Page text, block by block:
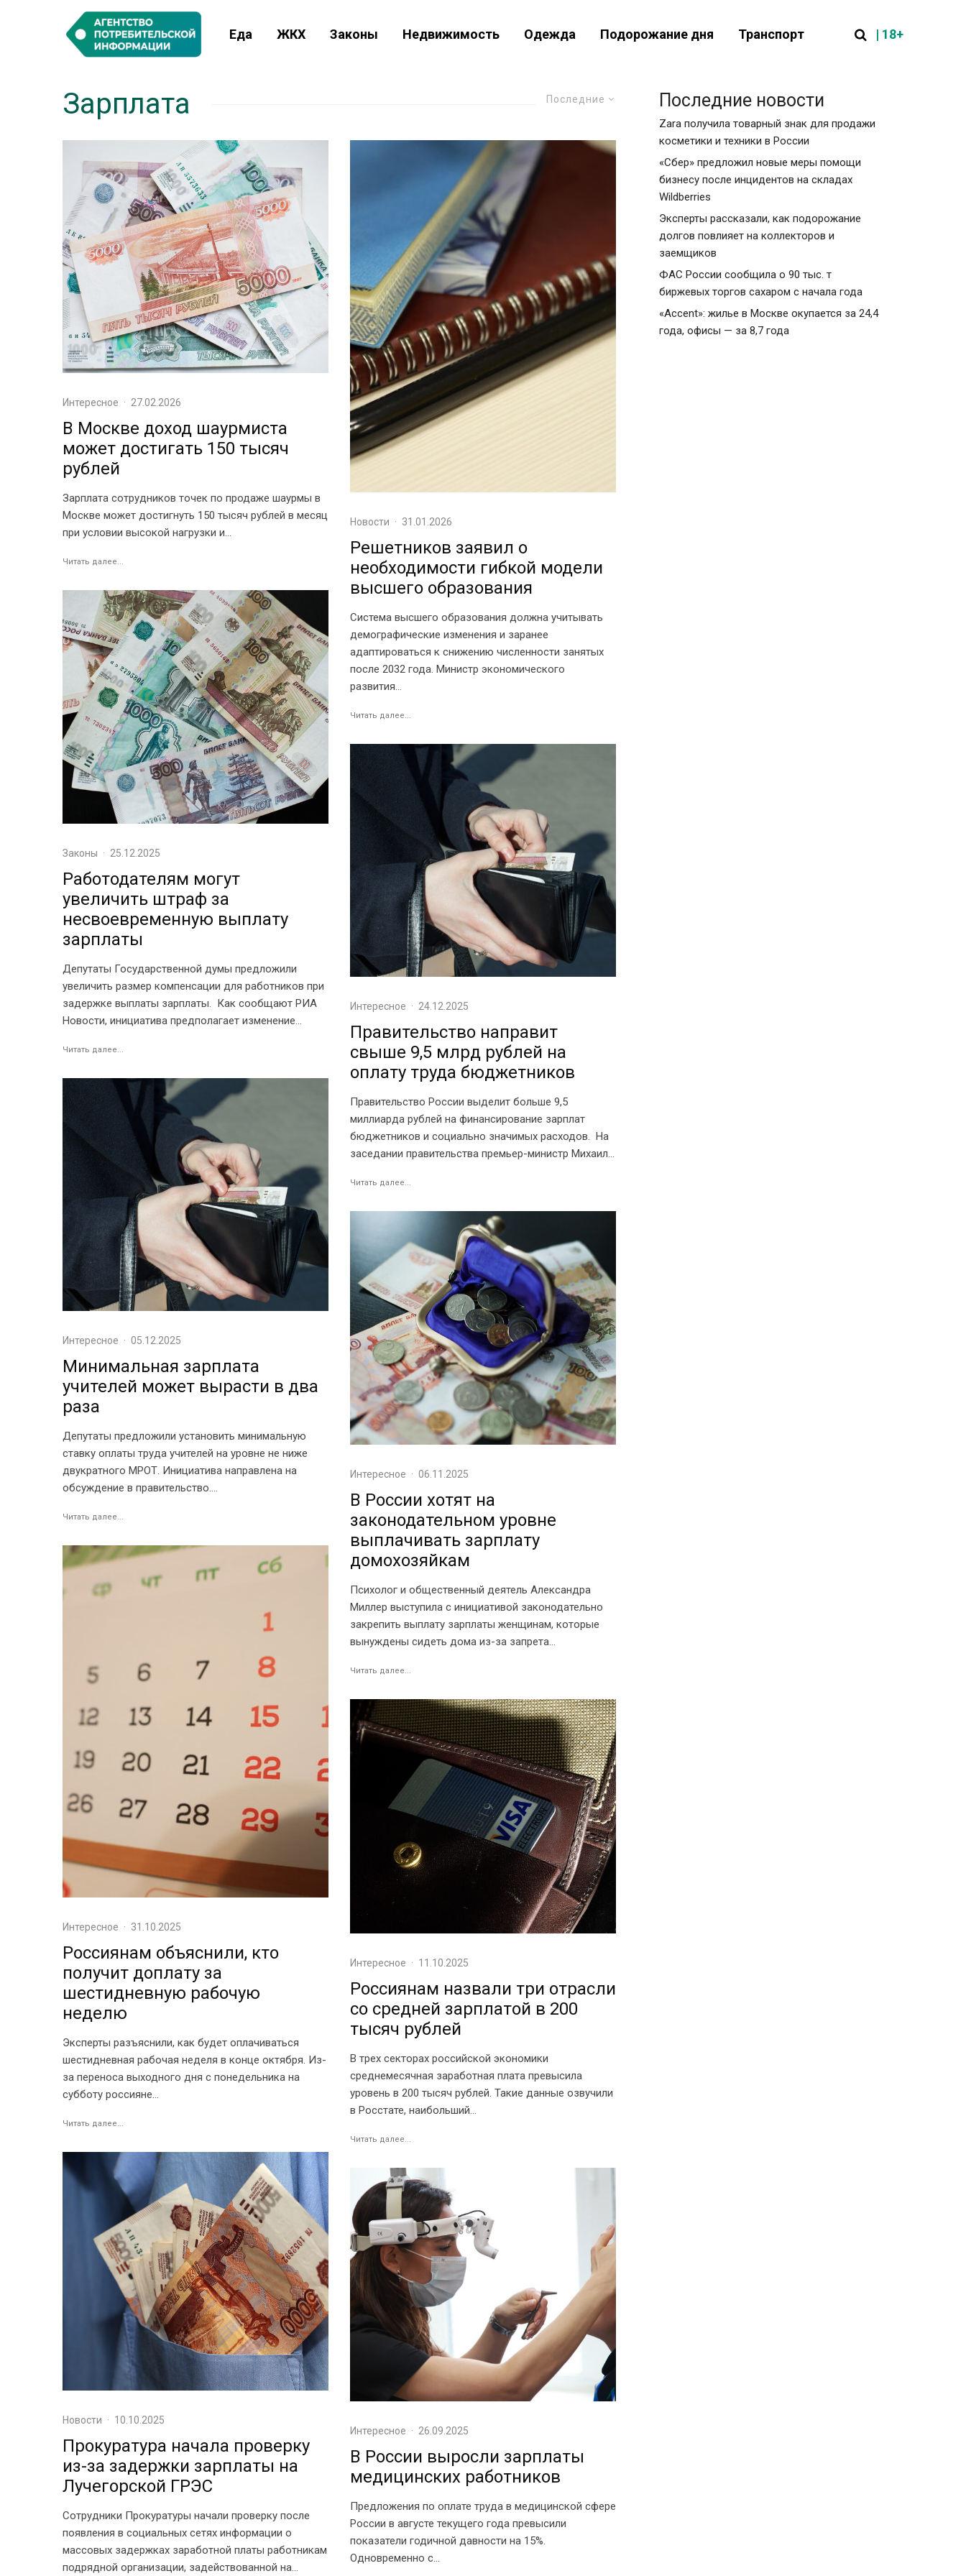
Еда ЖКХ Законы Недвижимость Одежда Подорожание дня Транспорт | 18+
Последние
Зарплата
Интересное · 27.02.2026
В Москве доход шаурмиста
может достигать 150 тысяч
рублей
Зарплата сотрудников точек по продаже шаурмы в
Москве может достигнуть 150 тысяч рублей в месяц
при условии высокой нагрузки и...
Читать далее...
Законы · 25.12.2025
Работодателям могут
увеличить штраф за
несвоевременную выплату
зарплаты
Депутаты Государственной думы предложили
увеличить размер компенсации для работников при
задержке выплаты зарплаты. Как сообщают РИА
Новости, инициатива предполагает изменение...
Читать далее...
Интересное · 05.12.2025
Минимальная зарплата
учителей может вырасти в два
раза
Депутаты предложили установить минимальную
ставку оплаты труда учителей на уровне не ниже
двукратного МРОТ. Инициатива направлена на
обсуждение в правительство....
Читать далее...
Интересное · 31.10.2025
Россиянам объяснили, кто
получит доплату за
шестидневную рабочую
неделю
Эксперты разъяснили, как будет оплачиваться
шестидневная рабочая неделя в конце октября. Из-
за переноса выходного дня с понедельника на
субботу россияне...
Читать далее...
Новости · 10.10.2025
Прокуратура начала проверку
из-за задержки зарплаты на
Лучегорской ГРЭС
Сотрудники Прокуратуры начали проверку после
появления в социальных сетях информации о
массовых задержках заработной платы работникам
подрядной организации, задействованной на...
Новости · 31.01.2026
Решетников заявил о
необходимости гибкой модели
высшего образования
Система высшего образования должна учитывать
демографические изменения и заранее
адаптироваться к снижению численности занятых
после 2032 года. Министр экономического
развития...
Читать далее...
Интересное · 24.12.2025
Правительство направит
свыше 9,5 млрд рублей на
оплату труда бюджетников
Правительство России выделит больше 9,5
миллиарда рублей на финансирование зарплат
бюджетников и социально значимых расходов. На
заседании правительства премьер-министр Михаил...
Читать далее...
Интересное · 06.11.2025
В России хотят на
законодательном уровне
выплачивать зарплату
домохозяйкам
Психолог и общественный деятель Александра
Миллер выступила с инициативой законодательно
закрепить выплату зарплаты женщинам, которые
вынуждены сидеть дома из-за запрета...
Читать далее...
Интересное · 11.10.2025
Россиянам назвали три отрасли
со средней зарплатой в 200
тысяч рублей
В трех секторах российской экономики
среднемесячная заработная плата превысила
уровень в 200 тысяч рублей. Такие данные озвучили
в Росстате, наибольший...
Читать далее...
Интересное · 26.09.2025
В России выросли зарплаты
медицинских работников
Предложения по оплате труда в медицинской сфере
России в августе текущего года превысили
показатели годичной давности на 15%.
Одновременно с...
Последние новости
Zara получила товарный знак для продажи
косметики и техники в России
«Сбер» предложил новые меры помощи
бизнесу после инцидентов на складах
Wildberries
Эксперты рассказали, как подорожание
долгов повлияет на коллекторов и
заемщиков
ФАС России сообщила о 90 тыс. т
биржевых торгов сахаром с начала года
«Accent»: жилье в Москве окупается за 24,4
года, офисы — за 8,7 года